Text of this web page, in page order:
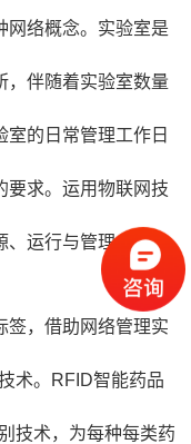
网络概念。实验室是
，伴随着实验室数量
的日常管理工作日
要求。运用物联网技
、运行与管理。
签，借助网络管理实
术。 RFID智能药品
技术，为每种每类药